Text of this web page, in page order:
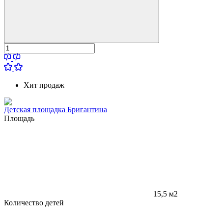
Хит продаж
Детская площадка Бригантина
Площадь
15,5 м2
Количество детей